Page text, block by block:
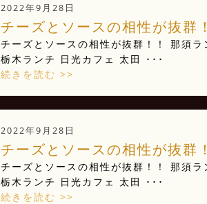
2022年9月28日
チーズとソースの相性が抜群
チーズとソースの相性が抜群！！ 那須
栃木ランチ 日光カフェ 太田 ･･･
続きを読む >>
2022年9月28日
チーズとソースの相性が抜群
チーズとソースの相性が抜群！！ 那須
栃木ランチ 日光カフェ 太田 ･･･
続きを読む >>